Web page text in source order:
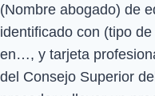
(Nombre abogado) de
identificado con (tipo
en…, y tarjeta
del Consejo Superior